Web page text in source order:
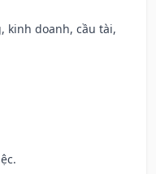
kinh doanh, cầu tài,